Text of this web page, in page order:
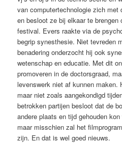
van computertechnologie zich met
en besloot ze bij elkaar te brengen
festival. Evers raakte via de
begrip synesthesie. Niet tevreden
benadering onderzocht hij ook
wetenschap en educatie. Met dit
promoveren in de doctorsgraad,
levenswerk niet af kunnen maken.
maar niet zoals aangekondigd
betrokken partijen besloot dat de
andere plaats en tijd gehouden
maar misschien zal het
zijn. En dat is wel goed nieuws.